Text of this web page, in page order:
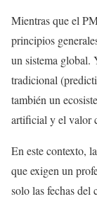
Mientras que el
principios
un sistema global.
tradicional
también un
artificial y el valor
En este contexto,
que exigen un
solo las fechas del